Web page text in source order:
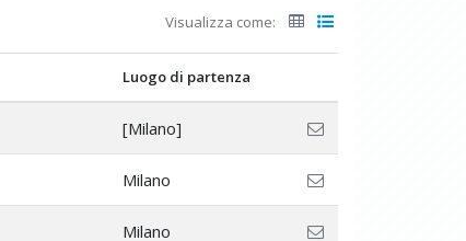
Visualizza come:
Luogo di partenza
[Milano]
Milano
Milano